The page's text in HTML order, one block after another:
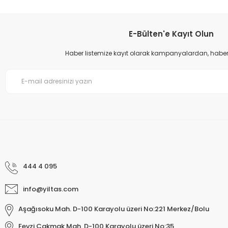
Bu ürüne benzer farklı alternatifler olmalı.
E-Bülten'e Kayıt Olun
Haber listemize kayıt olarak kampanyalardan,
444 4 095
info@yiltas.com
Aşağısoku Mah. D-100 Karayolu üzeri No:221 Merkez/Bolu